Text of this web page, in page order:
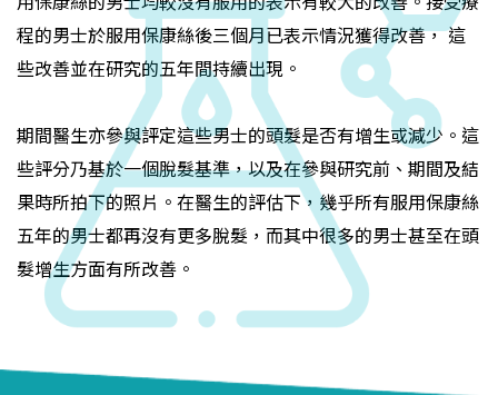
程的男士於服用保康絲後三個月已表示情況獲得改善， 這
些改善並在研究的五年間持續出現。
期間醫生亦參與評定這些男士的頭髮是否有增生或減少。這
些評分乃基於一個脫髮基準，以及在參與研究前、期間及結
果時所拍下的照片。在醫生的評估下，幾乎所有服用保康絲
五年的男士都再沒有更多脫髮，而其中很多的男士甚至在頭
髮增生方面有所改善。